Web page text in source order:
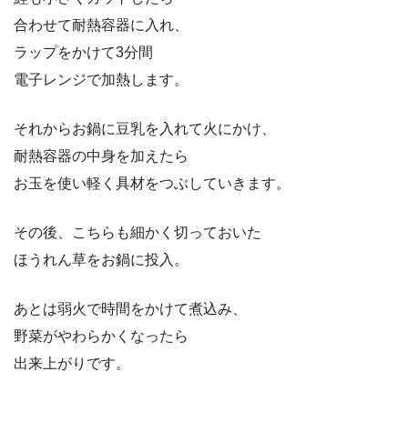
合わせて耐熱容器に入れ、
ラップをかけて3分間
電子レンジで加熱します。
それからお鍋に豆乳を入れて火にかけ、
耐熱容器の中身を加えたら
お玉を使い軽く具材をつぶしていきます。
その後、こちらも細かく切っておいた
ほうれん草をお鍋に投入。
あとは弱火で時間をかけて煮込み、
野菜がやわらかくなったら
出来上がりです。